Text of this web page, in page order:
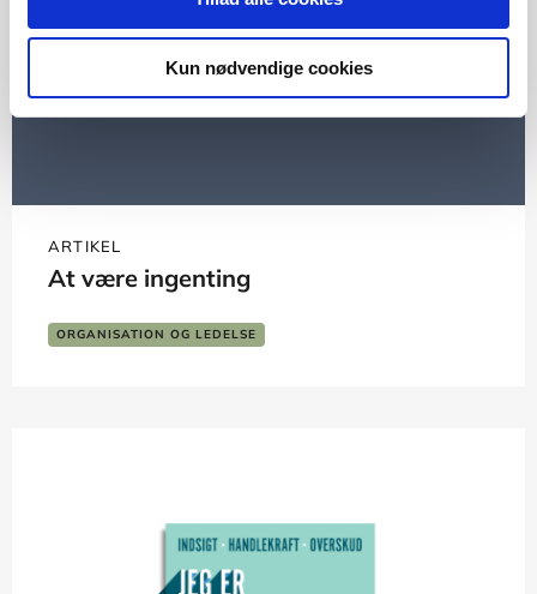
Kun nødvendige cookies
ARTIKEL
At være ingenting
ORGANISATION OG LEDELSE